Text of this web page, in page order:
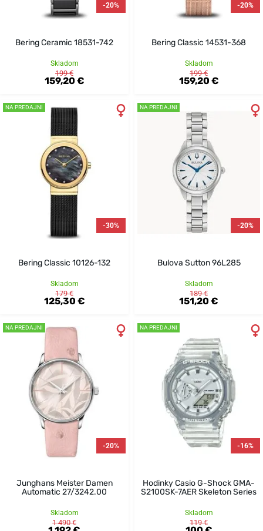
-20%
Bering Ceramic 18531-742
Skladom
199 €
159,20 €
-20%
Bering Classic 14531-368
Skladom
199 €
159,20 €
NA PREDAJNI
-30%
Bering Classic 10126-132
Skladom
179 €
125,30 €
NA PREDAJNI
-20%
Bulova Sutton 96L285
Skladom
189 €
151,20 €
NA PREDAJNI
-20%
Junghans Meister Damen
Automatic 27/3242.00
Skladom
1 490 €
NA PREDAJNI
-16%
Hodinky Casio G-Shock GMA-
S2100SK-7AER Skeleton Series
Skladom
119 €